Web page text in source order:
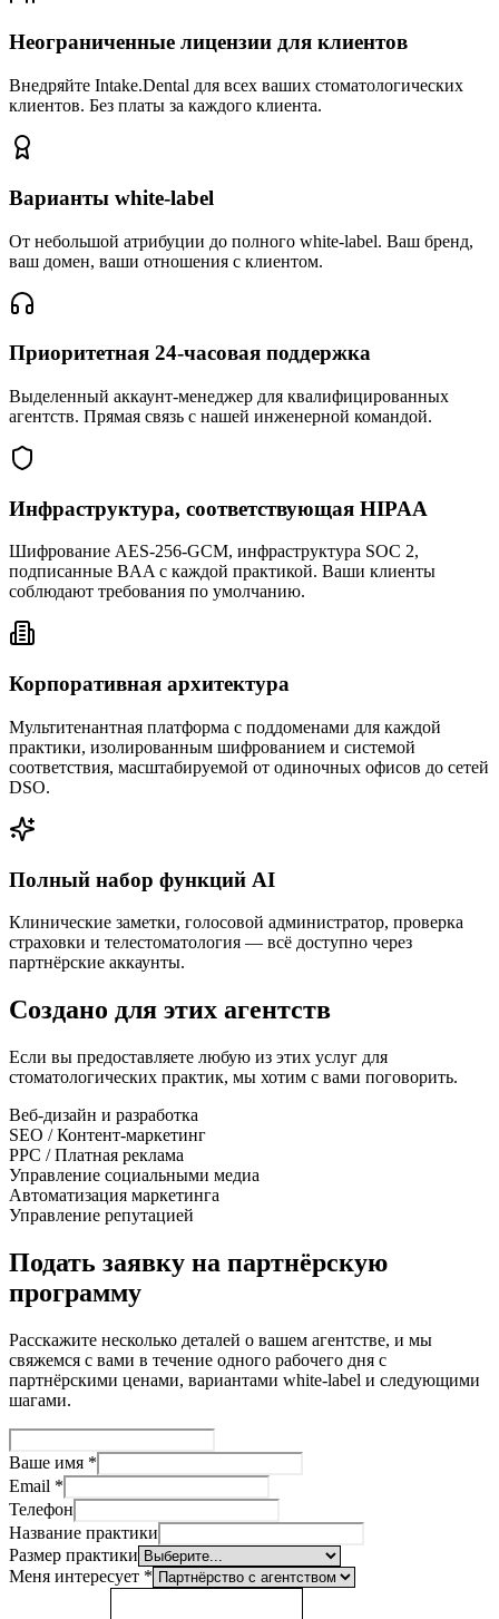
Неограниченные лицензии для клиентов
Внедряйте Intake.Dental для всех ваших стоматологических
клиентов. Без платы за каждого клиента.
Варианты white-label
От небольшой атрибуции до полного white-label. Ваш бренд,
ваш домен, ваши отношения с клиентом.
Приоритетная 24-часовая поддержка
Выделенный аккаунт-менеджер для квалифицированных
агентств. Прямая связь с нашей инженерной командой.
Инфраструктура, соответствующая HIPAA
Шифрование AES-256-GCM, инфраструктура SOC 2,
подписанные BAA с каждой практикой. Ваши клиенты
соблюдают требования по умолчанию.
Корпоративная архитектура
Мультитенантная платформа с поддоменами для каждой
практики, изолированным шифрованием и системой
соответствия, масштабируемой от одиночных офисов до сетей
DSO.
Полный набор функций AI
Клинические заметки, голосовой администратор, проверка
страховки и телестоматология — всё доступно через
партнёрские аккаунты.
Создано для этих агентств
Если вы предоставляете любую из этих услуг для
стоматологических практик, мы хотим с вами поговорить.
Веб-дизайн и разработка
SEO / Контент-маркетинг
PPC / Платная реклама
Управление социальными медиа
Автоматизация маркетинга
Управление репутацией
Подать заявку на партнёрскую
программу
Расскажите несколько деталей о вашем агентстве, и мы
свяжемся с вами в течение одного рабочего дня с
партнёрскими ценами, вариантами white-label и следующими
шагами.
Ваше имя *
Email *
Телефон
Название практики
Размер практики
Меня интересует *